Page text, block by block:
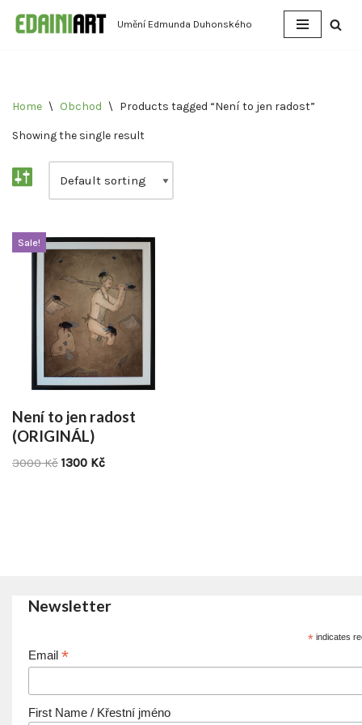
Umění Edmunda Duhonského
Home \ Obchod \ Products tagged “Není to jen radost”
Showing the single result
Sale!
Není to jen radost
(ORIGINÁL)
3000Kč 1300 Kč
Newsletter
*indicates
Email *
First Name / Křestní jméno